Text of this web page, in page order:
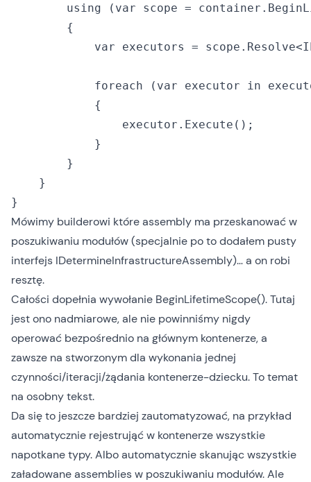
using (var scope =
        {
var executors =
foreach (var executor in
            {
                executor.Execute();
            }
        }
    }
Mówimy builderowi które assembly ma przeskanować w
poszukiwaniu modułów (specjalnie po to dodałem pusty
interfejs IDetermineInfrastructureAssembly)… a on robi
resztę.
Całości dopełnia wywołanie BeginLifetimeScope(). Tutaj
jest ono nadmiarowe, ale nie powinniśmy nigdy
operować bezpośrednio na głównym kontenerze, a
zawsze na stworzonym dla wykonania jednej
czynności/iteracji/żądania kontenerze-dziecku. To temat
na osobny tekst.
Da się to jeszcze bardziej zautomatyzować, na przykład
automatycznie rejestrująć w kontenerze wszystkie
napotkane typy. Albo automatycznie skanując wszystkie
załadowane assemblies w poszukiwaniu modułów. Ale